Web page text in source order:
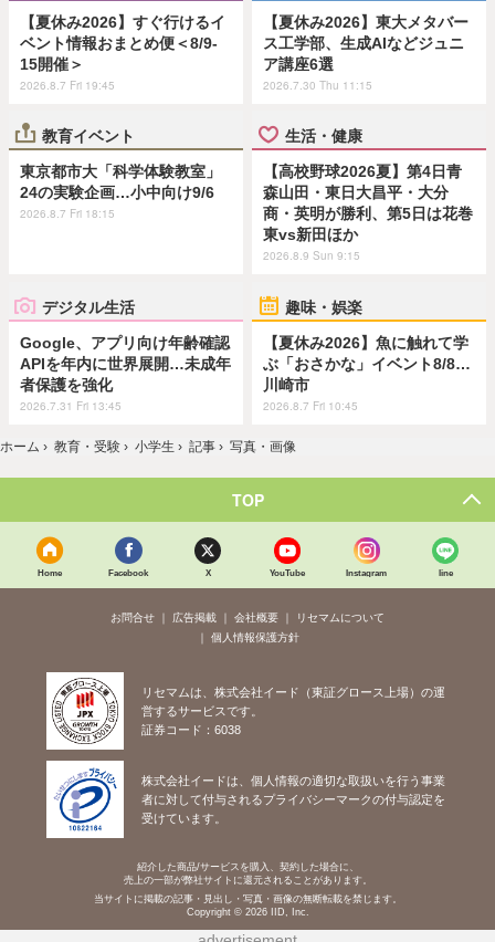
【夏休み2026】すぐ行けるイ
ベント情報おまとめ便＜8/9-
15開催＞
2026.8.7 Fri 19:45
【夏休み2026】東大メタバー
ス工学部、生成AIなどジュニ
ア講座6選
2026.7.30 Thu 11:15
教育イベント
東京都市大「科学体験教室」
24の実験企画…小中向け9/6
2026.8.7 Fri 18:15
生活・健康
【高校野球2026夏】第4日青
森山田・東日大昌平・大分
商・英明が勝利、第5日は花巻
東vs新田ほか
2026.8.9 Sun 9:15
デジタル生活
Google、アプリ向け年齢確認
APIを年内に世界展開…未成年
者保護を強化
2026.7.31 Fri 13:45
趣味・娯楽
【夏休み2026】魚に触れて学
ぶ「おさかな」イベント8/8…
川崎市
2026.8.7 Fri 10:45
ホーム › 教育・受験 › 小学生 › 記事 › 写真・画像
TOP
Home Facebook X YouTube Instagram line
お問合せ 広告掲載 会社概要
リセマムについて
個人情報保護方針
リセマムは、株式会社イード（東証グロース上場）の運
営するサービスです。
証券コード：6038
株式会社イードは、個人情報の適切な取扱いを行う事業
者に対して付与されるプライバシーマークの付与認定を
受けています。
紹介した商品/サービスを購入、契約した場合に、
売上の一部が弊社サイトに還元されることがあります。
当サイトに掲載の記事・見出し・写真・画像の無断転載を禁じます。
Copyright © 2026 IID, Inc.